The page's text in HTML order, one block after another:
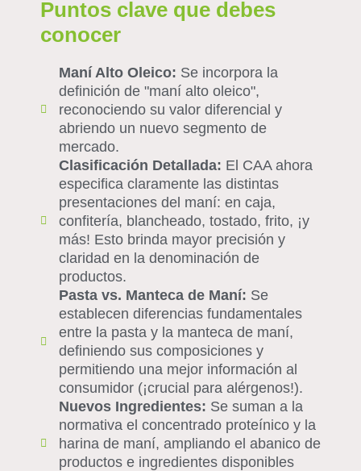
Puntos clave que debes
conocer
Maní Alto Oleico: Se incorpora la
definición de "maní alto oleico",
reconociendo su valor diferencial y
abriendo un nuevo segmento de
mercado.
Clasificación Detallada: El CAA ahora
especifica claramente las distintas
presentaciones del maní: en caja,
confitería, blancheado, tostado, frito, ¡y
más! Esto brinda mayor precisión y
claridad en la denominación de
productos.
Pasta vs. Manteca de Maní: Se
establecen diferencias fundamentales
entre la pasta y la manteca de maní,
definiendo sus composiciones y
permitiendo una mejor información al
consumidor (¡crucial para alérgenos!).
Nuevos Ingredientes: Se suman a la
normativa el concentrado proteínico y la
harina de maní, ampliando el abanico de
productos e ingredientes disponibles